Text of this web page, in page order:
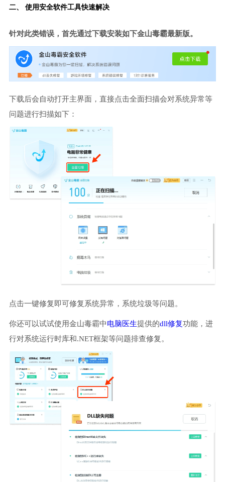
二、 使用安全软件工具快速解决
针对此类错误，首先通过下载安装如下金山毒霸最新版。
下载后会自动打开主界面，直接点击全面扫描会对系统异常等
问题进行扫描如下：
点击一键修复即可修复系统异常，系统垃圾等问题。
你还可以试试使用金山毒霸中电脑医生提供的dll修复功能，进
行对系统运行时库和.NET框架等问题排查修复。